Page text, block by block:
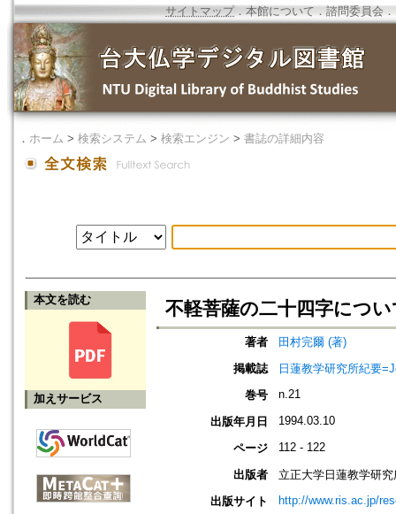
サイトマップ．本館について ． 諮問委員会 ．
． ホーム > 検索システム > 検索エンジン > 書誌の詳細内容
本文を読む
加えサービス
不軽菩薩の二十四字につい
著者
田村完爾 (著)
掲載誌
日蓮教学研究所紀要
巻号
n.21
出版年月日 1994.03.10
ページ 112 - 122
出版者
立正大学日蓮教学研究
出版サイト
http://www.ris.ac.jp/